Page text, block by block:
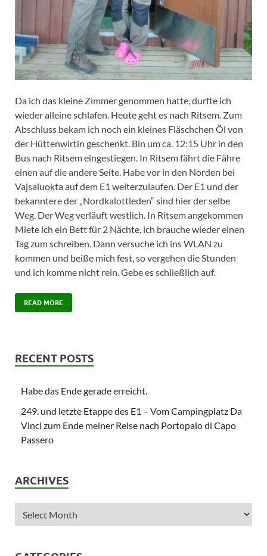
Da ich das kleine Zimmer genommen hatte, durfte ich
wieder alleine schlafen. Heute geht es nach Ritsem. Zum
Abschluss bekam ich noch ein kleines Fläschchen Öl von
der Hüttenwirtin geschenkt. Bin um ca. 12:15 Uhr in den
Bus nach Ritsem eingestiegen. In Ritsem fährt die Fähre
einen auf die andere Seite. Habe vor in den Norden bei
Vajsaluokta auf dem E1 weiterzulaufen. Der E1 und der
bekanntere der „Nordkalottleden“ sind hier der selbe
Weg. Der Weg verläuft westlich. In Ritsem angekommen
Miete ich ein Bett für 2 Nächte, ich brauche wieder einen
Tag zum schreiben. Dann versuche ich ins WLAN zu
kommen und beiße mich fest, so vergehen die Stunden
und ich komme nicht rein. Gebe es schließlich auf.
READ MORE
RECENT POSTS
Habe das Ende gerade erreicht.
249. und letzte Etappe des E1 – Vom Campingplatz Da
Vinci zum Ende meiner Reise nach Portopalo di Capo
Passero
ARCHIVES